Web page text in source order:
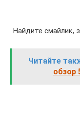
Найдите смайлик,
Читайте
обзор